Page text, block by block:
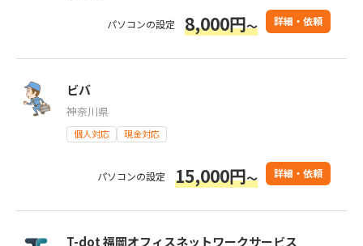
パソコンの設定 8,000円～ 詳細・依頼
ビバ
神奈川県
個人対応 現金対応
パソコンの設定 15,000円～ 詳細・依頼
T-dot 福岡オフィスネットワークサービス